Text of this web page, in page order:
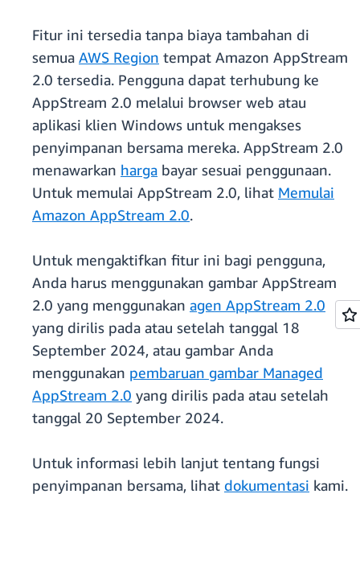
Fitur ini tersedia tanpa biaya tambahan di
semua AWS Region tempat Amazon AppStream
2.0 tersedia. Pengguna dapat terhubung ke
AppStream 2.0 melalui browser web atau
aplikasi klien Windows untuk mengakses
penyimpanan bersama mereka. AppStream 2.0
menawarkan harga bayar sesuai penggunaan.
Untuk memulai AppStream 2.0, lihat Memulai
Amazon AppStream 2.0.
Untuk mengaktifkan fitur ini bagi pengguna,
Anda harus menggunakan gambar AppStream
2.0 yang menggunakan agen AppStream 2.0
yang dirilis pada atau setelah tanggal 18
September 2024, atau gambar Anda
menggunakan pembaruan gambar Managed
AppStream 2.0 yang dirilis pada atau setelah
tanggal 20 September 2024.
Untuk informasi lebih lanjut tentang fungsi
penyimpanan bersama, lihat dokumentasi kami.